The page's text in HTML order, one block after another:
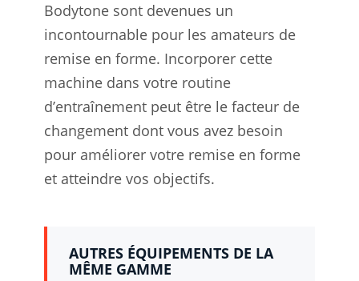
Bodytone sont devenues un
incontournable pour les amateurs de
remise en forme. Incorporer cette
machine dans votre routine
d’entraînement peut être le facteur de
changement dont vous avez besoin
pour améliorer votre remise en forme
et atteindre vos objectifs.
AUTRES ÉQUIPEMENTS DE LA
MÊME GAMME